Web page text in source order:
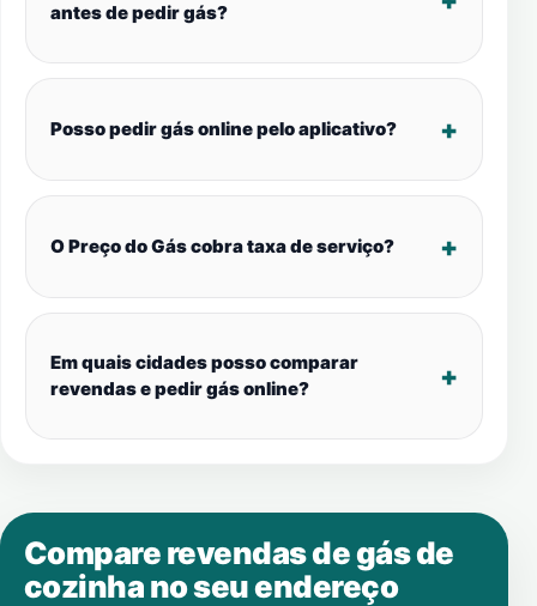
antes de pedir gás?
Posso pedir gás online pelo aplicativo?
O Preço do Gás cobra taxa de serviço?
Em quais cidades posso comparar
revendas e pedir gás online?
Compare revendas de gás de
cozinha no seu endereço